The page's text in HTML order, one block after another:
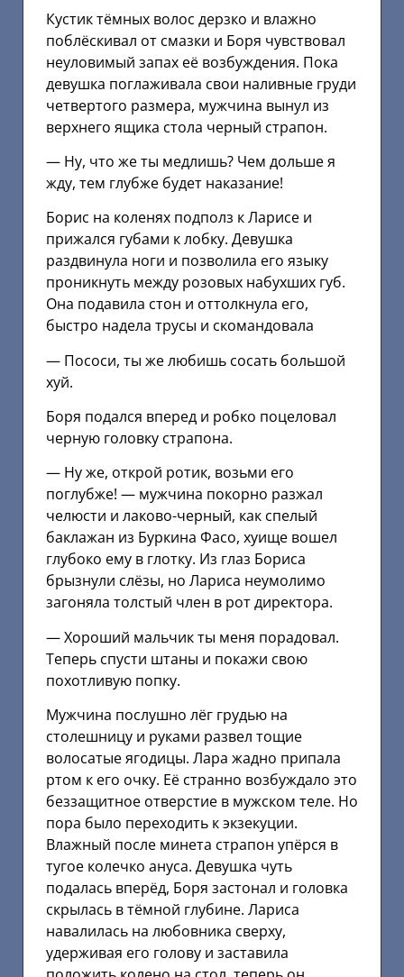
Кустик тёмных волос дерзко и влажно
поблёскивал от смазки и Боря чувствовал
неуловимый запах её возбуждения. Пока
девушка поглаживала свои наливные груди
четвертого размера, мужчина вынул из
верхнего ящика стола черный страпон.
— Ну, что же ты медлишь? Чем дольше я
жду, тем глубже будет наказание!
Борис на коленях подполз к Ларисе и
прижался губами к лобку. Девушка
раздвинула ноги и позволила его языку
проникнуть между розовых набухших губ.
Она подавила стон и оттолкнула его,
быстро надела трусы и скомандовала
— Пососи, ты же любишь сосать большой
хуй.
Боря подался вперед и робко поцеловал
черную головку страпона.
— Ну же, открой ротик, возьми его
поглубже! — мужчина покорно разжал
челюсти и лаково-черный, как спелый
баклажан из Буркина Фасо, хуище вошел
глубоко ему в глотку. Из глаз Бориса
брызнули слёзы, но Лариса неумолимо
загоняла толстый член в рот директора.
— Хороший мальчик ты меня порадовал.
Теперь спусти штаны и покажи свою
похотливую попку.
Мужчина послушно лёг грудью на
столешницу и руками развел тощие
волосатые ягодицы. Лара жадно припала
ртом к его очку. Её странно возбуждало это
беззащитное отверстие в мужском теле. Но
пора было переходить к экзекуции.
Влажный после минета страпон упёрся в
тугое колечко ануса. Девушка чуть
подалась вперёд, Боря застонал и головка
скрылась в тёмной глубине. Лариса
навалилась на любовника сверху,
удерживая его голову и заставила